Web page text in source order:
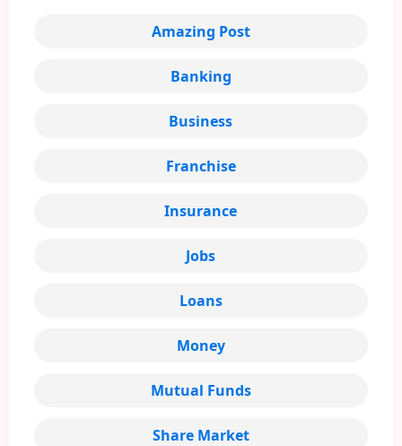
Amazing Post
Banking
Business
Franchise
Insurance
Jobs
Loans
Money
Mutual Funds
Share Market